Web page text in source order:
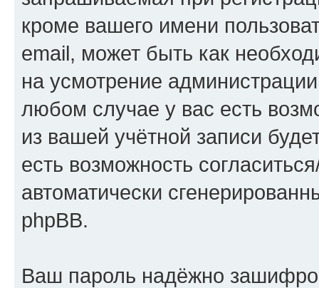
кроме вашего имени
email, может быть как
на усмотрение
любом случае у вас есть
из вашей учётной записи
есть возможность
автоматически
phpBB.
Ваш пароль надёжно